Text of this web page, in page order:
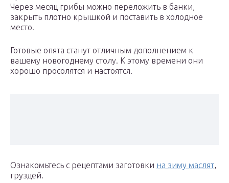
Через месяц грибы можно переложить в банки,
закрыть плотно крышкой и поставить в холодное
место.
Готовые опята станут отличным дополнением к
вашему новогоднему столу. К этому времени они
хорошо просолятся и настоятся.
Ознакомьтесь с рецептами заготовки на зиму маслят,
груздей.